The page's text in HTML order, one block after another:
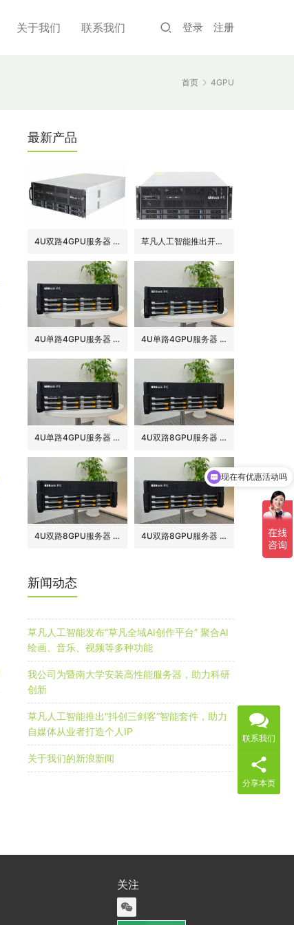
关于我们 联系我们 登录 注册
首页 4GPU
最新产品
4U双路4GPU服务器 DeepSeek平价版 草凡人工智能推出开箱即用的平价版DeepSeek R1服务器
4U单路4GPU服务器 整机版 4U单路4GPU服务器 标准版
4U单路4GPU服务器 准系统 4U双路8GPU服务器 整机版
4U双路8GPU服务器 标准版 4U双路8GPU服务器 准系统
新闻动态
草凡人工智能发布“草凡全域AI创作平台” 聚合AI
绘画、音乐、视频等多种功能
我公司为暨南大学安装高性能服务器，助力科研
创新
草凡人工智能推出“抖创三剑客”智能套件，助力
自媒体从业者打造个人IP
关于我们的新浪新闻
关注
联系我们
分享本页
现在有优惠活动吗